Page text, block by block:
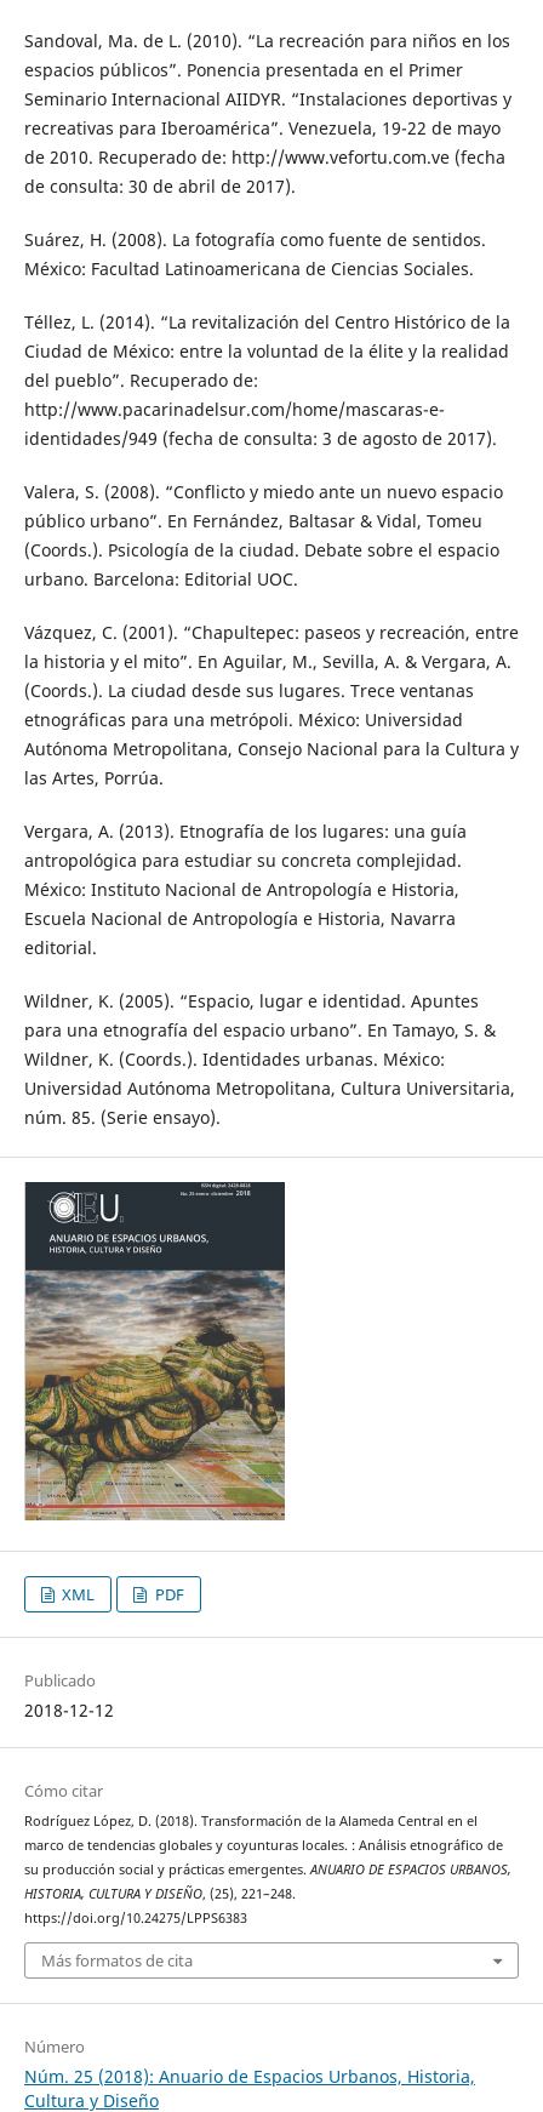
Sandoval, Ma. de L. (2010). “La recreación para niños en los
espacios públicos”. Ponencia presentada en el Primer
Seminario Internacional AIIDYR. “Instalaciones deportivas y
recreativas para Iberoamérica”. Venezuela, 19-22 de mayo
de 2010. Recuperado de: http://www.vefortu.com.ve (fecha
de consulta: 30 de abril de 2017).
Suárez, H. (2008). La fotografía como fuente de sentidos.
México: Facultad Latinoamericana de Ciencias Sociales.
Téllez, L. (2014). “La revitalización del Centro Histórico de la
Ciudad de México: entre la voluntad de la élite y la realidad
del pueblo”. Recuperado de:
http://www.pacarinadelsur.com/home/mascaras-e-
identidades/949 (fecha de consulta: 3 de agosto de 2017).
Valera, S. (2008). “Conflicto y miedo ante un nuevo espacio
público urbano”. En Fernández, Baltasar & Vidal, Tomeu
(Coords.). Psicología de la ciudad. Debate sobre el espacio
urbano. Barcelona: Editorial UOC.
Vázquez, C. (2001). “Chapultepec: paseos y recreación, entre
la historia y el mito”. En Aguilar, M., Sevilla, A. & Vergara, A.
(Coords.). La ciudad desde sus lugares. Trece ventanas
etnográficas para una metrópoli. México: Universidad
Autónoma Metropolitana, Consejo Nacional para la Cultura y
las Artes, Porrúa.
Vergara, A. (2013). Etnografía de los lugares: una guía
antropológica para estudiar su concreta complejidad.
México: Instituto Nacional de Antropología e Historia,
Escuela Nacional de Antropología e Historia, Navarra
editorial.
Wildner, K. (2005). “Espacio, lugar e identidad. Apuntes
para una etnografía del espacio urbano”. En Tamayo, S. &
Wildner, K. (Coords.). Identidades urbanas. México:
Universidad Autónoma Metropolitana, Cultura Universitaria,
núm. 85. (Serie ensayo).
XML PDF
Publicado
2018-12-12
Cómo citar
Rodríguez López, D. (2018). Transformación de la Alameda Central en el
marco de tendencias globales y coyunturas locales. : Análisis etnográfico de
su producción social y prácticas emergentes.ANUARIO DE ESPACIOS URBANOS,
HISTORIA, CULTURA Y DISEÑO, (25), 221–248.
https://doi.org/10.24275/LPPS6383
Más formatos de cita
Número
Núm. 25 (2018): Anuario de Espacios Urbanos, Historia,
Cultura y Diseño